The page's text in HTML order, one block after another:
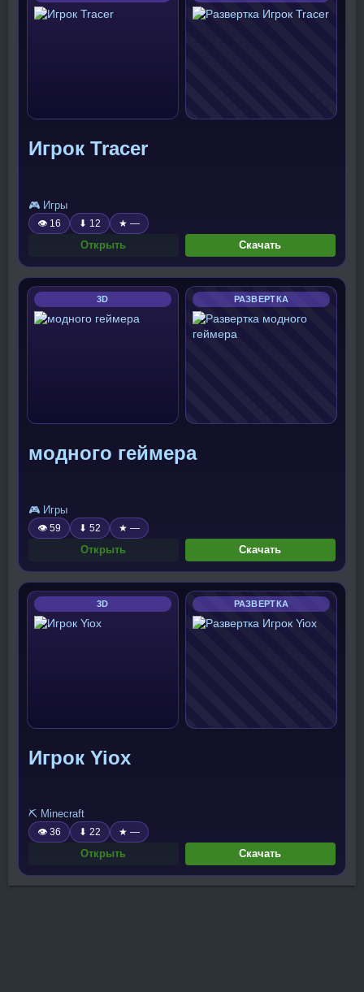
Игрок Tracer
🎮 Игры
👁 16 ⬇ 12 ★ —
Открыть Скачать
3D РАЗВЕРТКА
модного геймера
🎮 Игры
👁 59 ⬇ 52 ★ —
Открыть Скачать
3D РАЗВЕРТКА
Игрок Yiox
⛏️ Minecraft
👁 36 ⬇ 22 ★ —
Открыть Скачать